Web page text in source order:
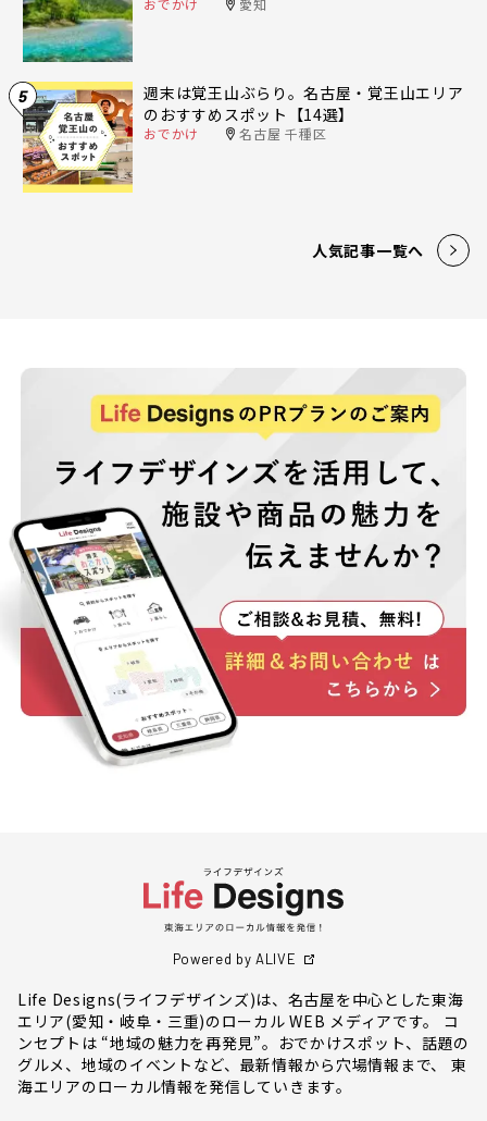
おでかけ 愛知
5
週末は覚王山ぶらり。名古屋・覚王山エリア
のおすすめスポット【14選】
おでかけ 名古屋 千種区
人気記事一覧へ
Powered by ALIVE
Life Designs(ライフデザインズ)は、名古屋を中心とした東海
エリア(愛知・岐阜・三重)のローカル WEB メディアです。 コ
ンセプトは “地域の魅力を再発見”。おでかけスポット、話題の
グルメ、地域のイベントなど、最新情報から穴場情報まで、 東
海エリアのローカル情報を発信していきます。